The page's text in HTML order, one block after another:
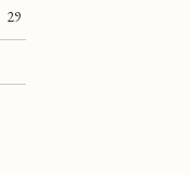
29